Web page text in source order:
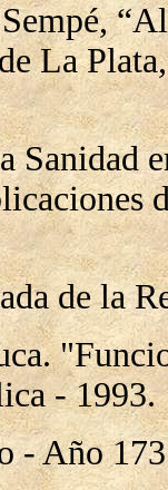
La
Sanidad
de la
- 1993.
- Año